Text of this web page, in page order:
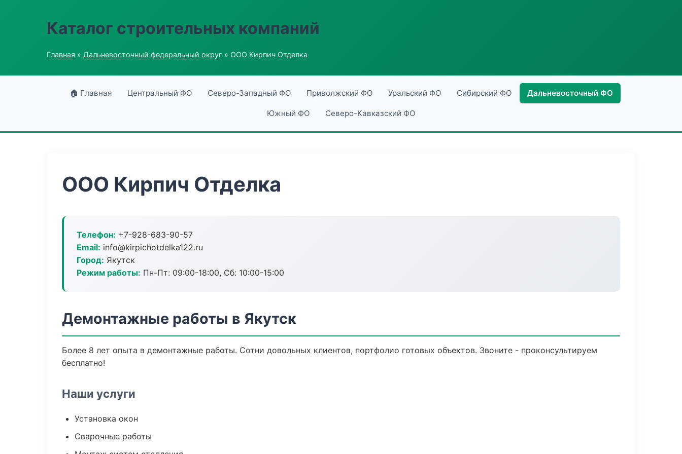
Каталог строительных компаний
Главная » Дальневосточный федеральный округ » ООО Кирпич Отделка
🏠 Главная Центральный ФО Северо-Западный ФО Приволжский ФО Уральский ФО Сибирский ФО Дальневосточный ФО
Южный ФО Северо-Кавказский ФО
ООО Кирпич Отделка
Телефон: +7-928-683-90-57
Email: info@kirpichotdelka122.ru
Город: Якутск
Режим работы: Пн-Пт: 09:00-18:00, Сб: 10:00-15:00
Демонтажные работы в Якутск
Более 8 лет опыта в демонтажные работы. Сотни довольных клиентов, портфолио готовых объектов. Звоните - проконсультируем
бесплатно!
Наши услуги
Установка окон
Сварочные работы